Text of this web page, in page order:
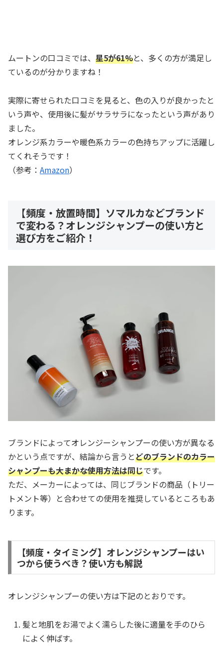
ムートンの口コミでは、 星5が61%と、多くの方が満足し
ているのが分かりますね！
実際に寄せられた口コミを見ると、色の入りが良かったと
いう声や、使用後に髪がサラサラになったという声があり
ました。
オレンジ系カラーや暖色系カラーの色持ちアップに活躍し
てくれそうです！
（参考： Amazon）
【頻度・放置時間】ソマルカなどブランド
で変わる？オレンジシャンプーの使い方と
選び方をご紹介！
ブランドによってオレンジーシャンプーの使い方が異なる
かという点ですが、結論から言うとどのブランドのカラー
シャンプーも大まかな使用方法は同じです。
ただ、メーカーによっては、同じブランドの商品（トリー
トメント等）と合わせての使用を推奨しているところもあ
ります。
【頻度・タイミング】オレンジシャンプーはい
つから使うべき？使い方も解説
オレンジシャンプーの使い方は下記のとおりです。
髪と地肌をお湯でよく濡らした後に適量を手のひら
によく伸ばす。